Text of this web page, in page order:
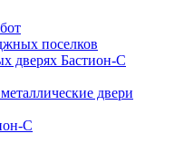
поселков
дверях Бастион-С
двери
С